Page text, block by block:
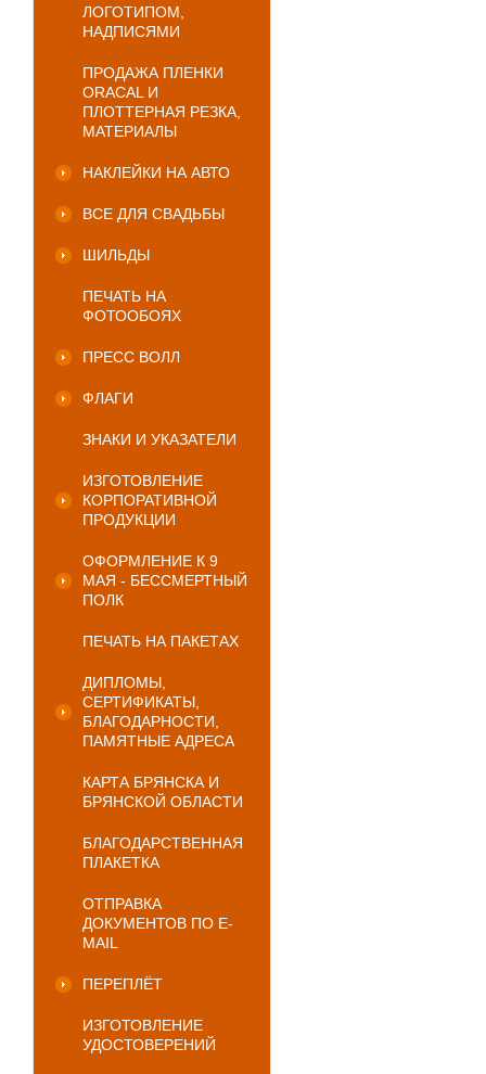
ЛОГОТИПОМ,
НАДПИСЯМИ
ПРОДАЖА ПЛЕНКИ
ORACAL И
ПЛОТТЕРНАЯ РЕЗКА,
МАТЕРИАЛЫ
НАКЛЕЙКИ НА АВТО
ВСЕ ДЛЯ СВАДЬБЫ
ШИЛЬДЫ
ПЕЧАТЬ НА
ФОТООБОЯХ
ПРЕСС ВОЛЛ
ФЛАГИ
ЗНАКИ И УКАЗАТЕЛИ
ИЗГОТОВЛЕНИЕ
КОРПОРАТИВНОЙ
ПРОДУКЦИИ
ОФОРМЛЕНИЕ К 9
МАЯ - БЕССМЕРТНЫЙ
ПОЛК
ПЕЧАТЬ НА ПАКЕТАХ
ДИПЛОМЫ,
СЕРТИФИКАТЫ,
БЛАГОДАРНОСТИ,
ПАМЯТНЫЕ АДРЕСА
КАРТА БРЯНСКА И
БРЯНСКОЙ ОБЛАСТИ
БЛАГОДАРСТВЕННАЯ
ПЛАКЕТКА
ОТПРАВКА
ДОКУМЕНТОВ ПО E-
MAIL
ПЕРЕПЛЁТ
ИЗГОТОВЛЕНИЕ
УДОСТОВЕРЕНИЙ